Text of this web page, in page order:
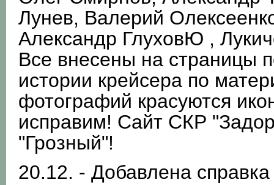
Лунев, Валерий
Александр ГлуховЮ ,
Все внесены на страницы
истории крейсера по
фотографий красуются
исправим! Сайт СКР
"Грозный"!
20.12. - Добавлена